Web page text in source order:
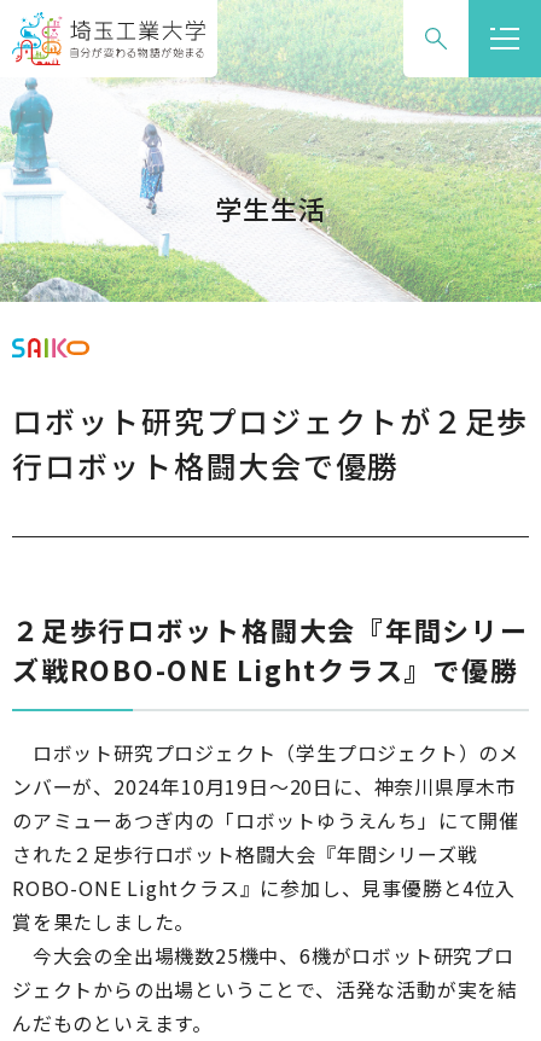
ロ
バ
ル
ナ
ゲ
ー
ョ
へ
文
ー
ル
ナ
ビ
ー
シ
ン
ッ
ー
へ
学生生活
ロボット研究プロジェクトが２足歩
行ロボット格闘大会で優勝
２足歩行ロボット格闘大会『年間シリー
ズ戦ROBO-ONE Lightクラス』で優勝
ロボット研究プロジェクト（学生プロジェクト）のメ
ンバーが、2024年10月19日～20日に、神奈川県厚木市
のアミューあつぎ内の「ロボットゆうえんち」にて開催
された２足歩行ロボット格闘大会『年間シリーズ戦
ROBO-ONE Lightクラス』に参加し、見事優勝と4位入
賞を果たしました。
今大会の全出場機数25機中、6機がロボット研究プロ
ジェクトからの出場ということで、活発な活動が実を結
んだものといえます。